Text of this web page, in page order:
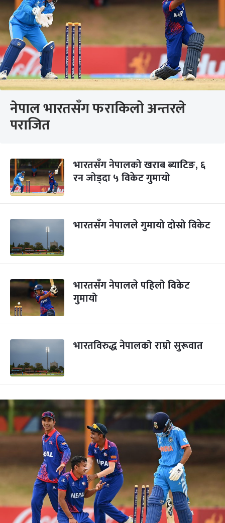
नेपाल भारतसँग फराकिलो अन्तरले
पराजित
भारतसँग नेपालको खराब ब्याटिङ, ६
रन जोड्दा ५ विकेट गुमायो
भारतसँग नेपालले गुमायो दोस्रो विकेट
भारतसँग नेपालले पहिलो विकेट
गुमायो
भारतविरुद्ध नेपालको राम्रो सुरूवात